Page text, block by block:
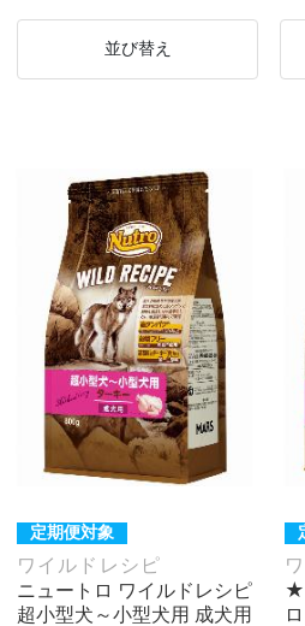
並び替え
定期便対象
ワイルドレシピ
ニュートロ ワイルドレシピ
超小型犬～小型犬用 成犬用
★